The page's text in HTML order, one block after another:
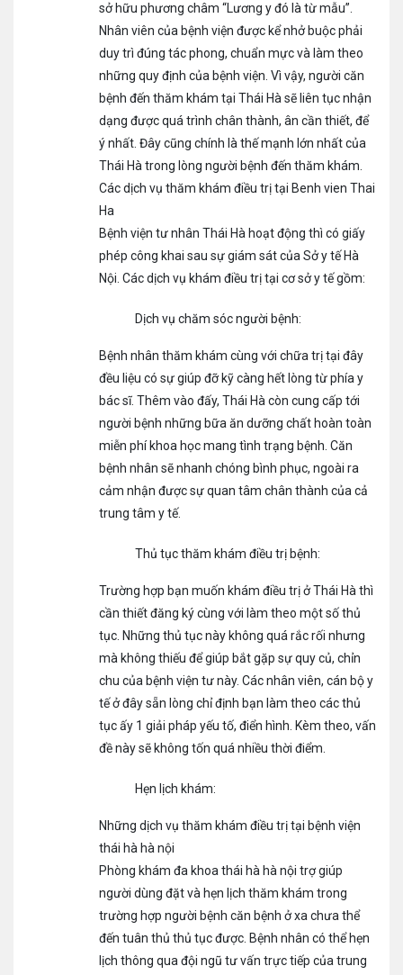
sở hữu phương châm “Lương y đó là từ mẫu”.
Nhân viên của bệnh viện được kể nhở buộc phải
duy trì đúng tác phong, chuẩn mực và làm theo
những quy định của bệnh viện. Vì vậy, người căn
bệnh đến thăm khám tại Thái Hà sẽ liên tục nhận
dạng được quá trình chân thành, ân cần thiết, để
ý nhất. Đây cũng chính là thế mạnh lớn nhất của
Thái Hà trong lòng người bệnh đến thăm khám.
Các dịch vụ thăm khám điều trị tại Benh vien Thai
Ha
Bệnh viện tư nhân Thái Hà hoạt động thì có giấy
phép công khai sau sự giám sát của Sở y tế Hà
Nội. Các dịch vụ khám điều trị tại cơ sở y tế gồm:
Dịch vụ chăm sóc người bệnh:
Bệnh nhân thăm khám cùng với chữa trị tại đây
đều liệu có sự giúp đỡ kỹ càng hết lòng từ phía y
bác sĩ. Thêm vào đấy, Thái Hà còn cung cấp tới
người bệnh những bữa ăn dưỡng chất hoàn toàn
miễn phí khoa học mang tình trạng bệnh. Căn
bệnh nhân sẽ nhanh chóng bình phục, ngoài ra
cảm nhận được sự quan tâm chân thành của cả
trung tâm y tế.
Thủ tục thăm khám điều trị bệnh:
Trường hợp bạn muốn khám điều trị ở Thái Hà thì
cần thiết đăng ký cùng với làm theo một số thủ
tục. Những thủ tục này không quá rắc rối nhưng
mà không thiếu để giúp bắt gặp sự quy củ, chỉn
chu của bệnh viện tư này. Các nhân viên, cán bộ y
tế ở đây sẵn lòng chỉ định bạn làm theo các thủ
tục ấy 1 giải pháp yếu tố, điển hình. Kèm theo, vấn
đề này sẽ không tốn quá nhiều thời điểm.
Hẹn lịch khám:
Những dịch vụ thăm khám điều trị tại bệnh viện
thái hà hà nội
Phòng khám đa khoa thái hà hà nội trợ giúp
người dùng đặt và hẹn lịch thăm khám trong
trường hợp người bệnh căn bệnh ở xa chưa thể
đến tuân thủ thủ tục được. Bệnh nhân có thể hẹn
lịch thông qua đội ngũ tư vấn trực tiếp của trung